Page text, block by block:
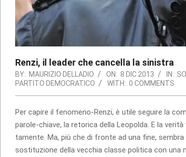
Renzi, il leader che cancella la sinistra
BY: MAURIZIO DELLADIO ON: 8 DIC 2013 IN:
PARTITO DEMOCRATICO
WITH: 0 COMMENTS
Per capire il fenomeno-Renzi, è utile seguire la
parole-chiave, la reto­rica della Leo­polda. E la
ta­mente. Ma, più che di fronte ad una fine,
sosti­tu­zione della vec­chia classe poli­tica con una